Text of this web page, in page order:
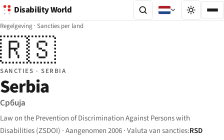
Disability World
Regelgeving ·Sancties per land
🇷🇸
SANCTIES · SERBIA
Serbia
Србија
Law on the Prevention of Discrimination Against Persons with
Disabilities (ZSDOI) · Aangenomen 2006 · Valuta van sancties:RSD